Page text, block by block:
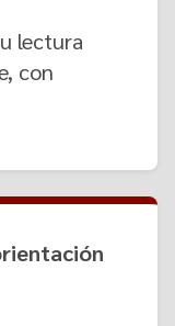
lectura
con